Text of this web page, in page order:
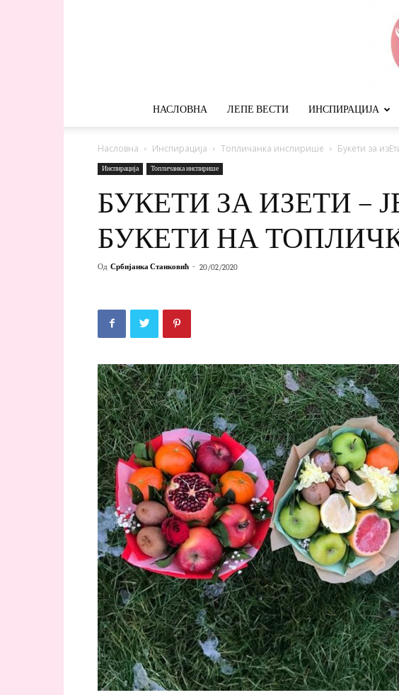
НАСЛОВНА ЛЕПЕ ВЕСТИ ИНСПИРАЦИЈА
Насловна Инспирација Топличанка инспирише Букети за
Инспирација Топличанка инспирише
БУКЕТИ ЗА ИЗЕТИ –
БУКЕТИ НА
Од Србијанка Станковић - 20/02/2020